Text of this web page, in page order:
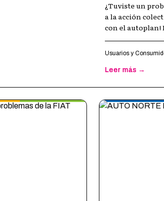
¿Tuviste un
a la acción
con el autoplan!
Usuarios y
Leer más →